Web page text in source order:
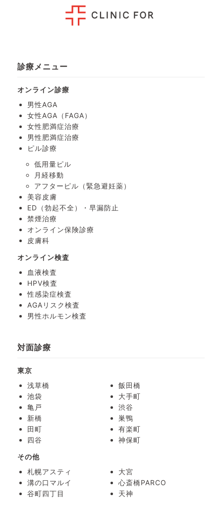
診療メニュー
オンライン診療
男性AGA
女性AGA（FAGA）
女性肥満症治療
男性肥満症治療
ピル診療
低用量ピル
月経移動
アフターピル （緊急避妊薬）
美容皮膚
ED（勃起不全）・ 早漏防止
禁煙治療
オンライン保険診療
皮膚科
オンライン検査
血液検査
HPV検査
性感染症検査
AGAリスク検査
男性ホルモン検査
対面診療
東京
浅草橋
飯田橋
池袋
大手町
亀戸
渋谷
新橋
巣鴨
田町
有楽町
四谷
神保町
その他
札幌アスティ
大宮
溝の口マルイ
心斎橋PARCO
谷町四丁目
天神